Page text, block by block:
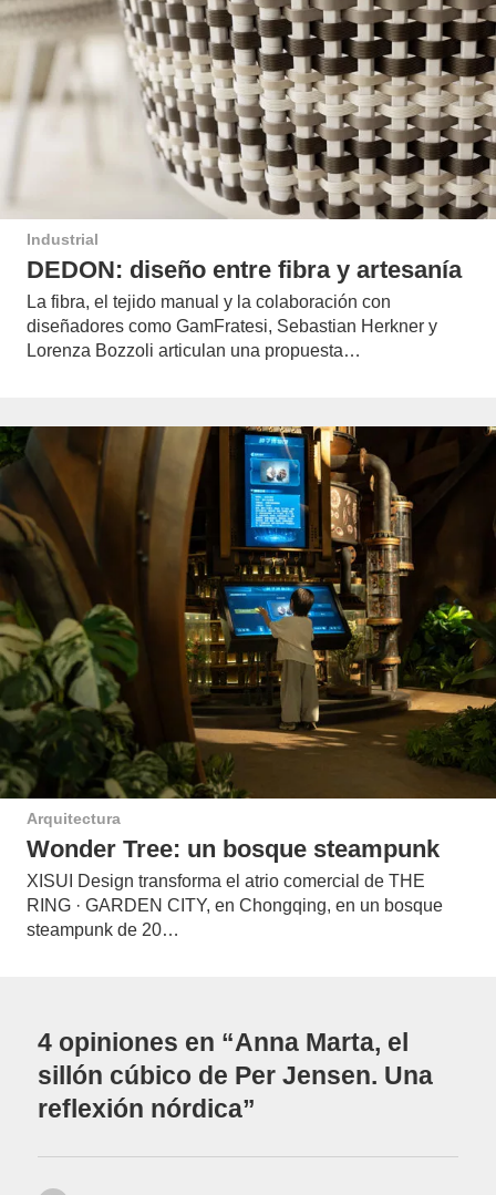
Industrial
DEDON: diseño entre fibra y artesanía
La fibra, el tejido manual y la colaboración con
diseñadores como GamFratesi, Sebastian Herkner y
Lorenza Bozzoli articulan una propuesta…
Arquitectura
Wonder Tree: un bosque steampunk
XISUI Design transforma el atrio comercial de THE
RING · GARDEN CITY, en Chongqing, en un bosque
steampunk de 20…
4 opiniones en “Anna Marta, el
sillón cúbico de Per Jensen. Una
reflexión nórdica”